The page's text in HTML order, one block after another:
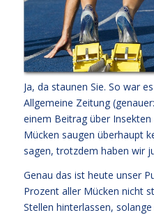
Ja, da staunen Sie. So war
Allgemeine Zeitung
einem Beitrag über
Mücken saugen überhaupt
sagen, trotzdem haben wir
Genau das ist heute unser
Prozent aller Mücken nicht
Stellen hinterlassen,